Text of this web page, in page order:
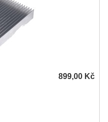
899,00 Kč